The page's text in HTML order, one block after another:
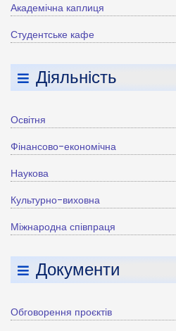
Академічна каплиця
Студентське кафе
Діяльність
Освітня
Фінансово-економічна
Наукова
Культурно-виховна
Міжнародна співпраця
Документи
Обговорення проєктів